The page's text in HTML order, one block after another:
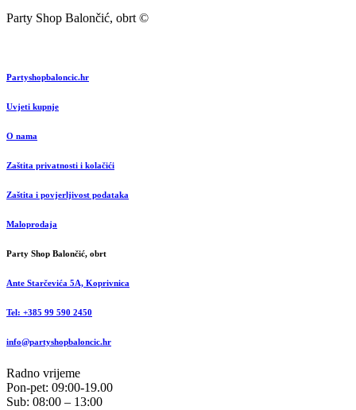
Party Shop Balončić, obrt ©
Partyshopbaloncic.hr
Uvjeti kupnje
O nama
Zaštita privatnosti i kolačići
Zaštita i povjerljivost podataka
Maloprodaja
Party Shop Balončić, obrt
Ante Starčevića 5A, Koprivnica
Tel: +385 99 590 2450
info@partyshopbaloncic.hr
Radno vrijeme
Pon-pet: 09:00-19.00
Sub: 08:00 – 13:00